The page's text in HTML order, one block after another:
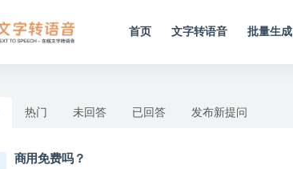
首页 文字转语音 批量生成
热门 未回答 已回答 发布新提问
商用免费吗？